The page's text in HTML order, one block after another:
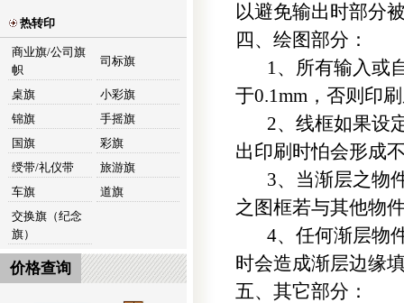
热转印
商业旗/公司旗
帜
司标旗
桌旗
小彩旗
锦旗
手摇旗
国旗
彩旗
绶带/礼仪带
旅游旗
车旗
道旗
交换旗（纪念
旗）
价格查询
以避免输出时部分
四、绘图部分：
1、所有输入或自
于0.1mm，否则印
2、线框如果设定
出印刷时怕会形成
3、当渐层之物件
之图框若与其他物
4、任何渐层物件
时会造成渐层边缘
五、其它部分：